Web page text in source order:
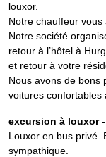
louxor.
Notre chauffeur
Notre société
retour à l’hôtel à
et retour à votre
Nous avons de bons
voitures confortables
excursion à louxor-
Louxor en bus privé.
sympathique.